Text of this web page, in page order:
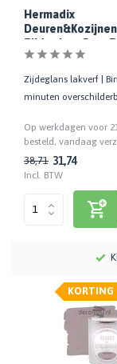
Hermadix
Zijdeglans Puur
Zijdeglans lakverf |
minuten
Op werkdagen voor
besteld, vandaag
38,71 31,74
Incl. BTW
KORTING